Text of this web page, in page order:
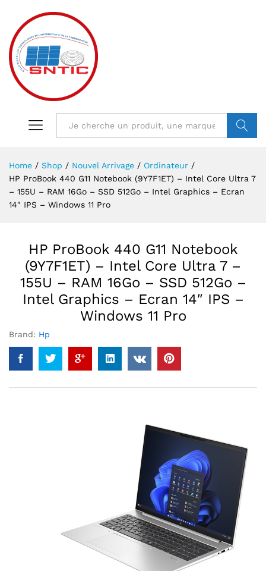
Home / Shop / Nouvel Arrivage / Ordinateur /
HP ProBook 440 G11 Notebook (9Y7F1ET) – Intel Core Ultra 7
– 155U – RAM 16Go – SSD 512Go – Intel Graphics – Ecran
14″ IPS – Windows 11 Pro
HP ProBook 440 G11 Notebook
(9Y7F1ET) – Intel Core Ultra 7 –
155U – RAM 16Go – SSD 512Go –
Intel Graphics – Ecran 14″ IPS –
Windows 11 Pro
Brand: Hp